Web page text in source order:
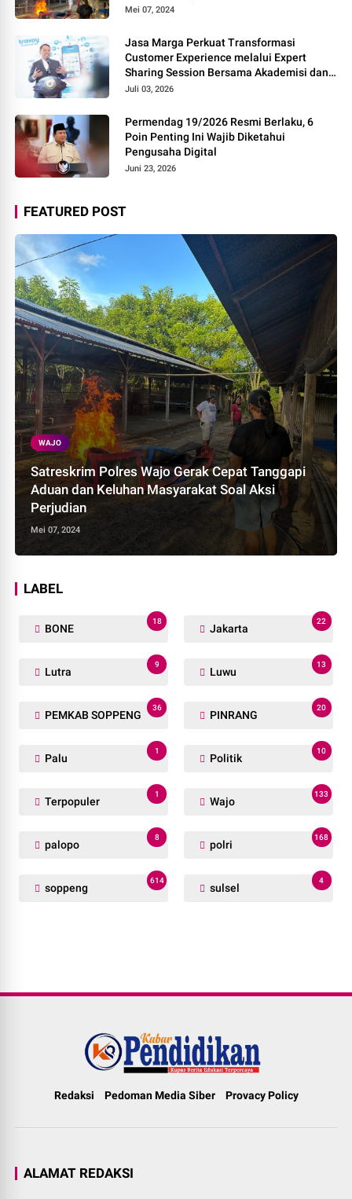
Mei 07, 2024
Jasa Marga Perkuat Transformasi
Customer Experience melalui Expert
Sharing Session Bersama Akademisi dan
Praktisi
Juli 03, 2026
Permendag 19/2026 Resmi Berlaku, 6
Poin Penting Ini Wajib Diketahui
Pengusaha Digital
Juni 23, 2026
FEATURED POST
WAJO
Satreskrim Polres Wajo Gerak Cepat Tanggapi
Aduan dan Keluhan Masyarakat Soal Aksi
Perjudian
Mei 07, 2024
LABEL
BONE
18
Jakarta
22
Lutra
9
Luwu
13
PEMKAB SOPPENG
36
PINRANG
20
Palu
1
Politik
10
Terpopuler
1
Wajo
133
palopo
8
polri
168
soppeng
614
sulsel
4
Redaksi Pedoman Media Siber Provacy Policy
ALAMAT REDAKSI